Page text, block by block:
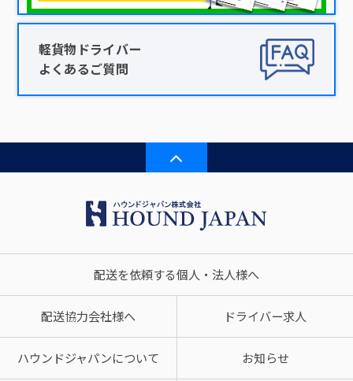
軽貨物ドライバー
よくあるご質問
配送を依頼する個人・法人様へ
配送協力会社様へ ドライバー求人
ハウンドジャパンについて お知らせ